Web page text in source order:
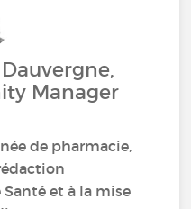
Manager
de pharmacie,
et à la mise